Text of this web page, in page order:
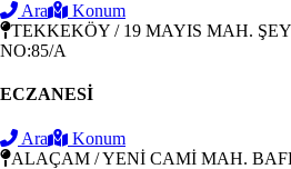
Ara
Konum
TEKKEKÖY / 19 MAYIS MAH.
NO:85/A
ECZANESİ
Ara
Konum
ALAÇAM / YENİ CAMİ MAH.